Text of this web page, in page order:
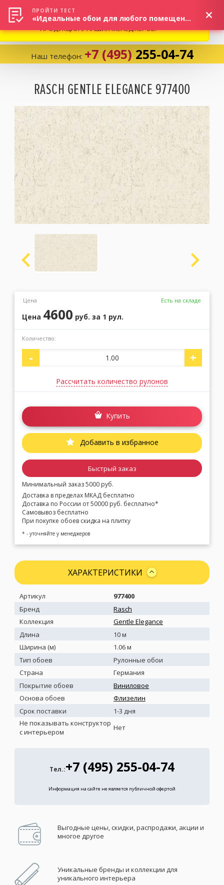
Корзина:0
Избранное: 0 товаров
Каталог
Компания
Личный кабинет
Москва
Наш телефон: +7 (495) 255-04-74
RASCH GENTLE ELEGANCE 977400
Цена Есть на складе
Цена 4600 руб. за 1 рул.
Количество:
- +
Рассчитать количество рулонов
Купить
Добавить в избранное
Быстрый заказ
Минимальный заказ 5000 руб.
Доставка в пределах МКАД бесплатно
Доставка по России от 50000 руб. бесплатно*
Самовывоз бесплатно
При покупке обоев скидка на плитку
* - уточняйте у менеджеров
ХАРАКТЕРИСТИКИ
Артикул
977400
Бренд
Rasch
Коллекция
Gentle Elegance
Длина
10 м
Ширина (м)
1.06 м
Тип обоев
Рулонные обои
Страна
Германия
Покрытие обоев
Виниловое
Основа обоев
Флизелин
Срок поставки
1-3 дня
Не показывать конструктор
с интерьером
Нет
Тел.:+7 (495) 255-04-74
Информация на сайте не является публичной офертой
Выгодные цены, скидки, распродажи, акции и
многое другое
Уникальные бренды и коллекции для
уникального интерьера
ВНИМАНИЕ! В СВЯЗИ С СИТУАЦИЕЙ НА РЫНКЕ, ПРОСИМ
УТОЧНЯТЬ АКТУАЛЬНУЮ СТОИМОСТЬ И НАЛИЧИЕ
ПРОДУКЦИИ У НАШИХ МЕНЕДЖЕРОВ.
ПРОЙТИ ТЕСТ
«Идеальные обои для любого помещения!»